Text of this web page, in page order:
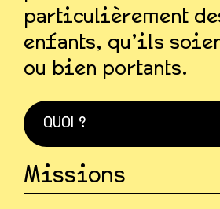
particulièrement
enfants, qu’ils
ou bien portants.
QUOI ?
Missions